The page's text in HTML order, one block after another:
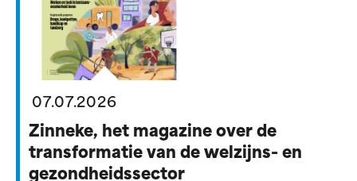
07.07.2026
Zinneke, het magazine over de
transformatie van de welzijns- en
gezondheidssector